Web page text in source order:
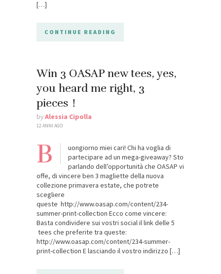
[…]
CONTINUE READING
Win 3 OASAP new tees, yes,
you heard me right, 3
pieces！
byAlessia Cipolla
12 ANNI AGO
B
uongiorno miei cari! Chi ha voglia di
partecipare ad un mega-giveaway? Sto
parlando dell’opportunità che OASAP vi
offe, di vincere ben 3 magliette della nuova
collezione primavera estate, che potrete
scegliere
queste http://www.oasap.com/content/234-
summer-print-collection Ecco come vincere:
Basta condividere sui vostri social il link delle 5
tees che preferite tra queste:
http://www.oasap.com/content/234-summer-
print-collection E lasciando il vostro indirizzo […]